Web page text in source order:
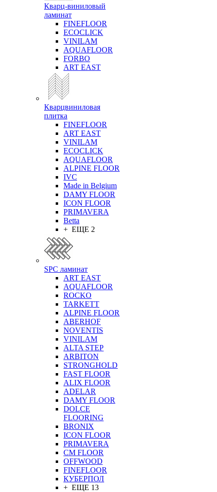
Кварц-виниловый
ламинат
FINEFLOOR
ECOCLICK
VINILAM
AQUAFLOOR
FORBO
ART EAST
Кварцвиниловая
плитка
FINEFLOOR
ART EAST
VINILAM
ECOCLICK
AQUAFLOOR
ALPINE FLOOR
IVC
Made in Belgium
DAMY FLOOR
ICON FLOOR
PRIMAVERA
Betta
+ ЕЩЕ 2
SPC ламинат
ART EAST
AQUAFLOOR
ROCKO
TARKETT
ALPINE FLOOR
ABERHOF
NOVENTIS
VINILAM
ALTA STEP
ARBITON
STRONGHOLD
FAST FLOOR
ALIX FLOOR
ADELAR
DAMY FLOOR
DOLCE
FLOORING
BRONIX
ICON FLOOR
PRIMAVERA
CM FLOOR
OFFWOOD
FINEFLOOR
КУБЕРПОЛ
+ ЕЩЕ 13